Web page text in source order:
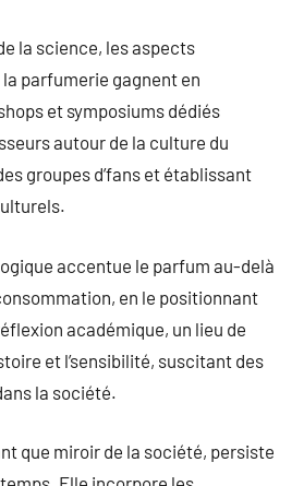
la science, les aspects
parfumerie gagnent en
et symposiums dédiés
autour de la culture du
groupes d’fans et établissant
accentue le parfum au-delà
en le positionnant
académique, un lieu de
et l’sensibilité, suscitant des
la société.
que miroir de la société, persiste